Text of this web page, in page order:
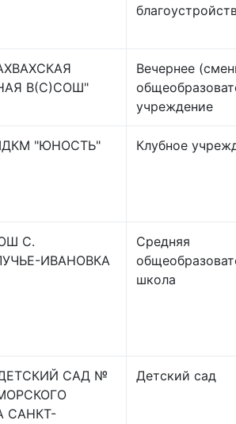
В(С)СОШ"
Вечернее
учреждение
"ЮНОСТЬ" Клубное
С.
ИВАНОВКА
Средняя
школа
САД №
САНКТ-
Детский сад